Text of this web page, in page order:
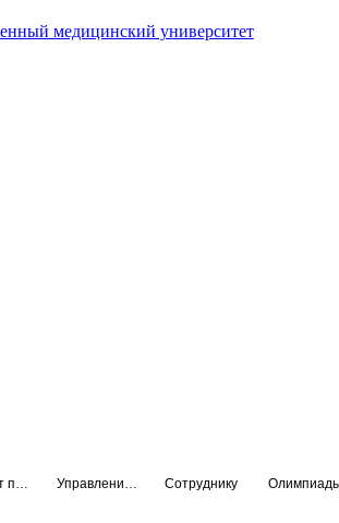
медицинский университет
Сотруднику